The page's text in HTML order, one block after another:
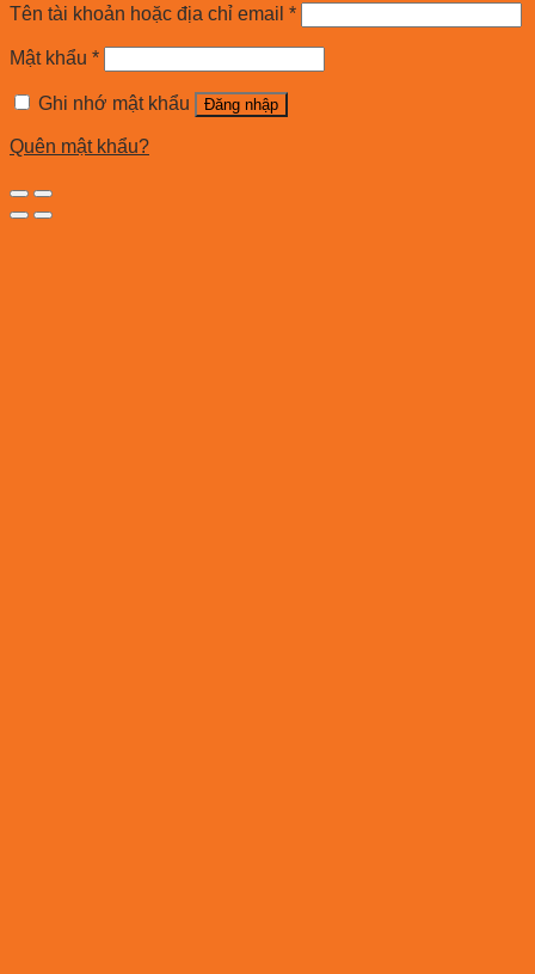
Tên tài khoản hoặc địa chỉ email *
Mật khẩu *
Ghi nhớ mật khẩu Đăng nhập
Quên mật khẩu?